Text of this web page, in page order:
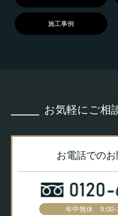
施工事例
お気軽にご相
お電話での
年中無休 9:00-